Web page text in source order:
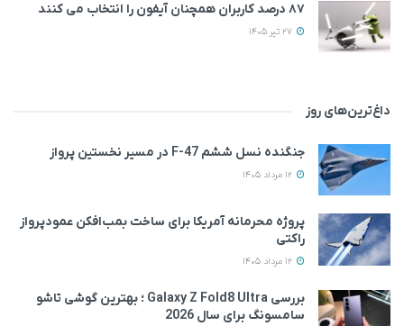
۸۷ درصد کاربران همچنان آیفون را انتخاب می‌ کنند
27 تیر 1405
داغ‌ترین‌های روز
جنگنده نسل ششم F-47 در مسیر نخستین پرواز
12 مرداد 1405
پروژه محرمانه آمریکا برای ساخت بمب‌افکن عمودپرواز
راکتی
12 مرداد 1405
بررسی Galaxy Z Fold8 Ultra ؛ بهترین گوشی تاشو
سامسونگ برای سال 2026